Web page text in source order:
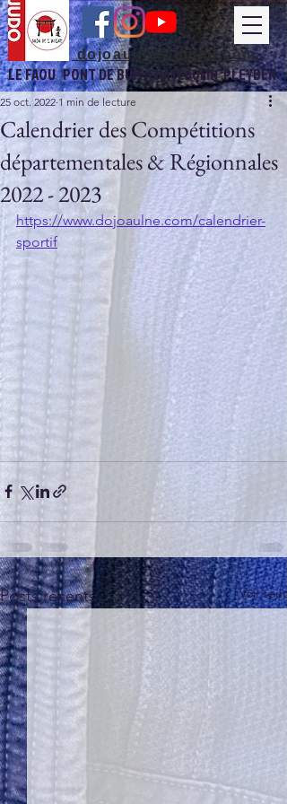
dojoaulne@gmail.com
LE FAOU PONT DE BUIS CHÂTEAULINPLEYBEN
Calendrier des Compétitions
départementales & Régionnales
2022 - 2023
25 oct. 2022 1 min de lecture
https://www.dojoaulne.com/calendrier-
sportif
Posts récents Voir tout